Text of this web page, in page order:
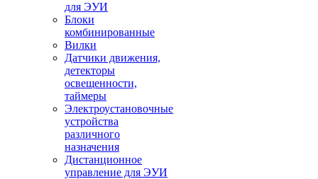
для ЭУИ
Блоки
комбинированные
Вилки
Датчики движения,
детекторы
освещенности,
таймеры
Электроустановочные
устройства
различного
назначения
Дистанционное
управление для ЭУИ